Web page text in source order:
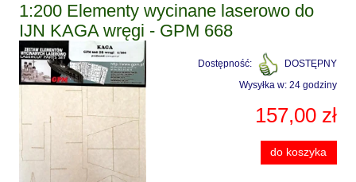
1:200 Elementy wycinane laserowo do
IJN KAGA wręgi - GPM 668
Dostępność:
DOSTĘPNY
Wysyłka w: 24 godziny
157,00 zł
do koszyka